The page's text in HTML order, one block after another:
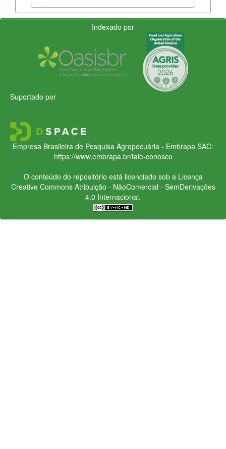
Indexado por
Suportado por
Empresa Brasileira de Pesquisa Agropecuária - Embrapa SAC:
https://www.embrapa.br/fale-conosco
O conteúdo do repositório está licenciado sob a Licença
Creative CommonsAtribuição - NãoComercial - SemDerivações
4.0 Internacional.